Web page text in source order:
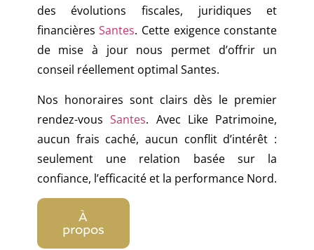
des évolutions fiscales, juridiques et
financièresSantes. Cette exigence constante
de mise à jour nous permet d’offrir un
conseil réellement optimal Santes.
Nos honoraires sont clairs dès le premier
rendez-vousSantes. Avec Like Patrimoine,
aucun frais caché, aucun conflit d’intérêt :
seulement une relation basée sur la
confiance, l’efficacité et la performance Nord.
À
propos